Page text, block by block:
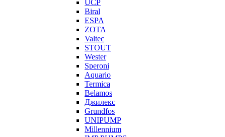
UCP
Biral
ESPA
ZOTA
Valtec
STOUT
Wester
Speroni
Aquario
Termica
Belamos
Джилекс
Grundfos
UNIPUMP
Millennium